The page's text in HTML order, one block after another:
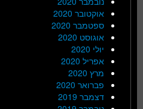
אוקטובר 2020
ספטמבר 2020
אוגוסט 2020
יולי 2020
אפריל 2020
מרץ 2020
פברואר 2020
דצמבר 2019